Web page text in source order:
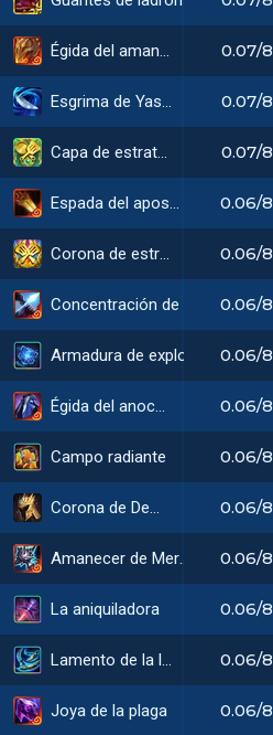
Égida del amanecer
Esgrima de Yasuo
Capa de estratega
Espada del apostador
Corona de estratega
Concentración de francotirador
Armadura de explosión gélida
Égida del anochecer
Campo radiante
Corona de Demacia
Amanecer de Meraplata
La aniquiladora
Lamento de la leona
Joya de la plaga
0.07/8
0.07/8
0.07/8
0.06/8
0.06/8
0.06/8
0.06/8
0.06/8
0.06/8
0.06/8
0.06/8
0.06/8
0.06/8
0.06/8